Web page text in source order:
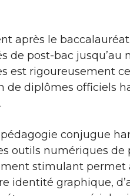
après le
de post-bac jusqu’au
est rigoureusement
de diplômes officiels
pédagogie conjugue
outils numériques de
stimulant permet
identité graphique,